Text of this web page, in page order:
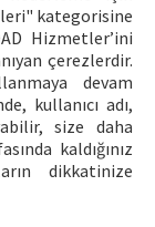
kategorisine
Hizmetler’ini
çerezlerdir.
devam
kullanıcı adı,
size daha
kaldığınız
dikkatinize